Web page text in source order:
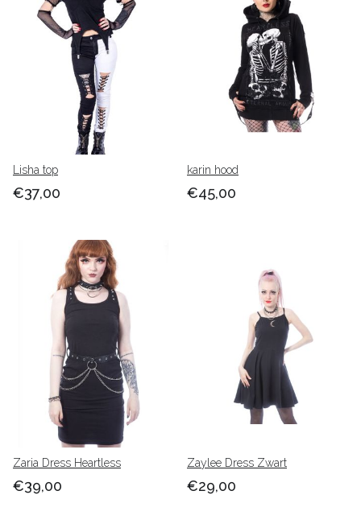
Lisha top
€37,00
karin hood
€45,00
Zaria Dress Heartless
€39,00
Zaylee Dress Zwart
€29,00